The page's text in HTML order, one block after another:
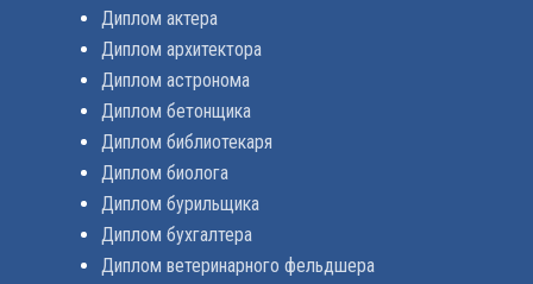
Диплом актера
Диплом архитектора
Диплом астронома
Диплом бетонщика
Диплом библиотекаря
Диплом биолога
Диплом бурильщика
Диплом бухгалтера
Диплом ветеринарного фельдшера